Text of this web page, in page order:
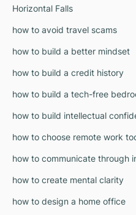
Horizontal Falls
how to avoid travel scams
how to build a better mindset
how to build a credit history
how to build a tech-free
how to build intellectual
how to choose remote work
how to communicate through
how to create mental clarity
how to design a home office